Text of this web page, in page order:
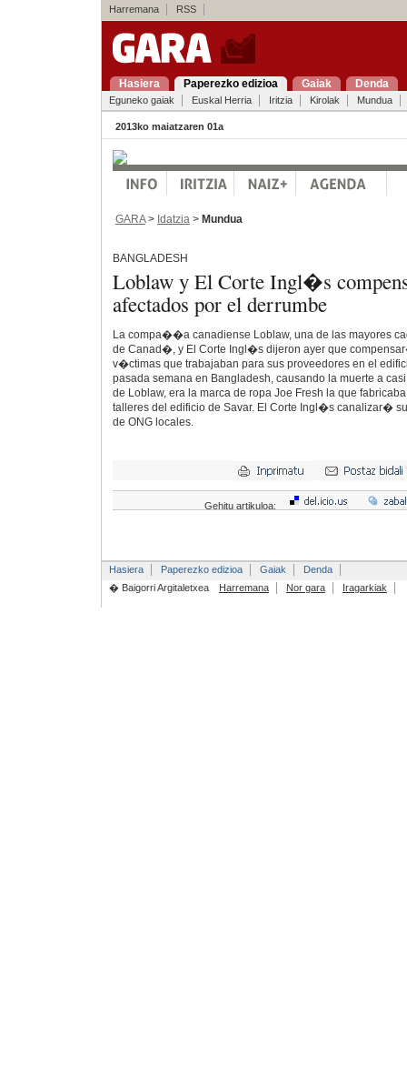
Harremana RSS
Hasiera Paperezko edizioa Gaiak Denda
Eguneko gaiak Euskal Herria Iritzia Kirolak Mundua
2013ko maiatzaren 01a
GARA> Idatzia > Mundua
BANGLADESH
Loblaw y El Corte Ingl�s
afectados por el derrumbe
La compa��a canadiense Loblaw, una de las mayores
de Canad�, y El Corte Ingl�s dijeron ayer que
v�ctimas que trabajaban para sus proveedores en el
pasada semana en Bangladesh, causando la muerte a
de Loblaw, era la marca de ropa Joe Fresh la que
talleres del edificio de Savar. El Corte Ingl�s canalizar�
de ONG locales.
Gehitu artikuloa:
Hasiera Paperezko edizioa Gaiak
Denda
� Baigorri Argitaletxea
Harremana Nor gara Iragarkiak